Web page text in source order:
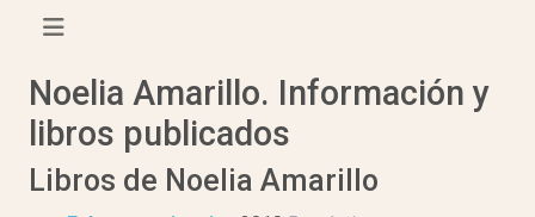
Noelia Amarillo. Información y
libros publicados
Libros de Noelia Amarillo